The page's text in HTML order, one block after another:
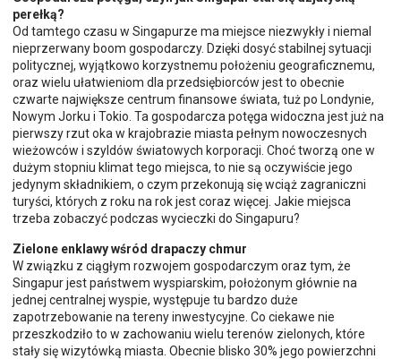
perełką?
Od tamtego czasu w Singapurze ma miejsce niezwykły i niemal
nieprzerwany boom gospodarczy. Dzięki dosyć stabilnej sytuacji
politycznej, wyjątkowo korzystnemu położeniu geograficznemu,
oraz wielu ułatwieniom dla przedsiębiorców jest to obecnie
czwarte największe centrum finansowe świata, tuż po Londynie,
Nowym Jorku i Tokio. Ta gospodarcza potęga widoczna jest już na
pierwszy rzut oka w krajobrazie miasta pełnym nowoczesnych
wieżowców i szyldów światowych korporacji. Choć tworzą one w
dużym stopniu klimat tego miejsca, to nie są oczywiście jego
jedynym składnikiem, o czym przekonują się wciąż zagraniczni
turyści, których z roku na rok jest coraz więcej. Jakie miejsca
trzeba zobaczyć podczas wycieczki do Singapuru?
Zielone enklawy wśród drapaczy chmur
W związku z ciągłym rozwojem gospodarczym oraz tym, że
Singapur jest państwem wyspiarskim, położonym głównie na
jednej centralnej wyspie, występuje tu bardzo duże
zapotrzebowanie na tereny inwestycyjne. Co ciekawe nie
przeszkodziło to w zachowaniu wielu terenów zielonych, które
stały się wizytówką miasta. Obecnie blisko 30% jego powierzchni